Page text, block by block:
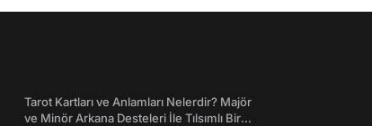
Tarot Kartları ve Anlamları Nelerdir? Majör
ve Minör Arkana Desteleri İle Tılsımlı Bir